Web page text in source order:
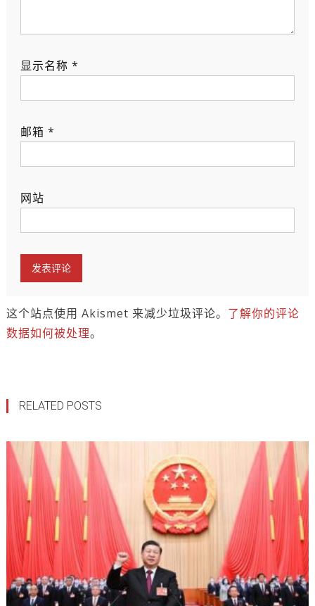
显示名称 *
邮箱 *
网站
这个站点使用 Akismet 来减少垃圾评论。 了解你的评论
数据如何被处理。
RELATED POSTS